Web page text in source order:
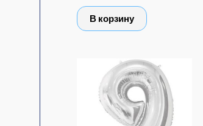
Оценка
0
5
В корзину